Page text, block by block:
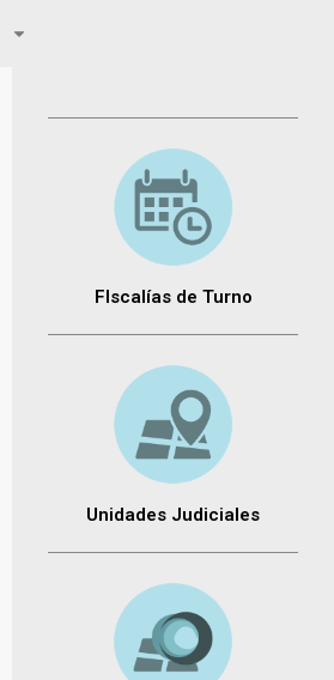
FIscalías de Turno
Unidades Judiciales